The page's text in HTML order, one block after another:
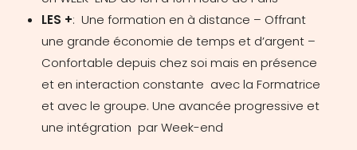
LES +: Une formation en à distance – Offrant
une grande économie de temps et d’argent –
Confortable depuis chez soi mais en présence
et en interaction constante avec la Formatrice
et avec le groupe. Une avancée progressive et
une intégration par Week-end